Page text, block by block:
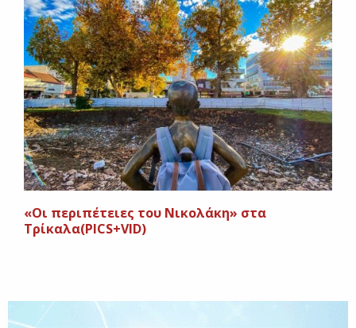
«Οι περιπέτειες του Νικολάκη» στα
Τρίκαλα(PICS+VID)